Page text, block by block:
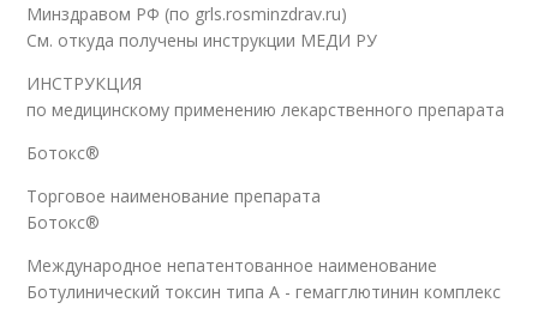
Минздравом РФ (по grls.rosminzdrav.ru)
См. откуда получены инструкции МЕДИ РУ
ИНСТРУКЦИЯ
по медицинскому применению лекарственного препарата
Ботокс®
Торговое наименование препарата
Ботокс®
Международное непатентованное наименование
Ботулинический токсин типа A - гемагглютинин комплекс